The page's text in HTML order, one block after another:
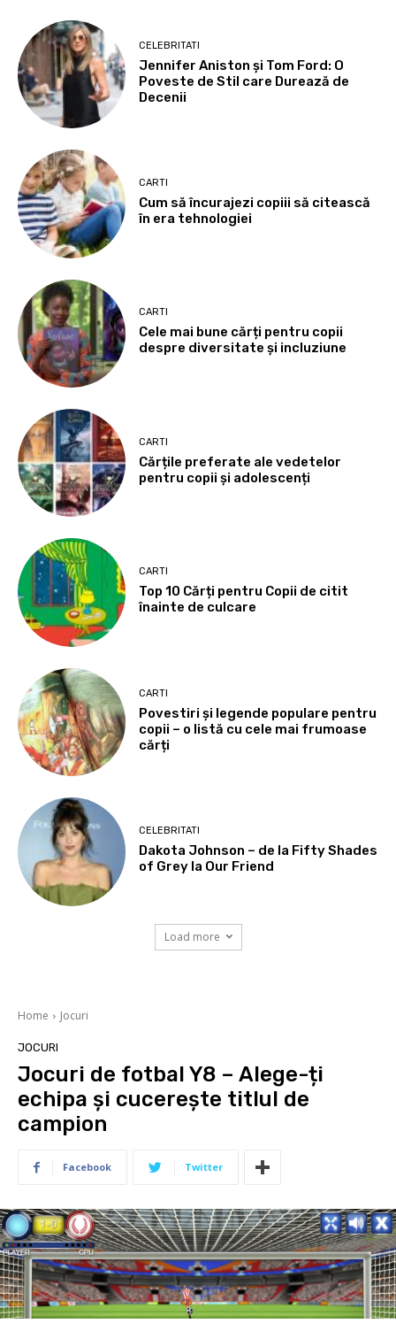
CELEBRITATI
Jennifer Aniston și Tom Ford: O
Poveste de Stil care Durează de
Decenii
CARTI
Cum să încurajezi copiii să citească
în era tehnologiei
CARTI
Cele mai bune cărți pentru copii
despre diversitate și incluziune
CARTI
Cărțile preferate ale vedetelor
pentru copii și adolescenți
CARTI
Top 10 Cărți pentru Copii de citit
înainte de culcare
CARTI
Povestiri și legende populare pentru
copii – o listă cu cele mai frumoase
cărți
CELEBRITATI
Dakota Johnson – de la Fifty Shades
of Grey la Our Friend
Load more